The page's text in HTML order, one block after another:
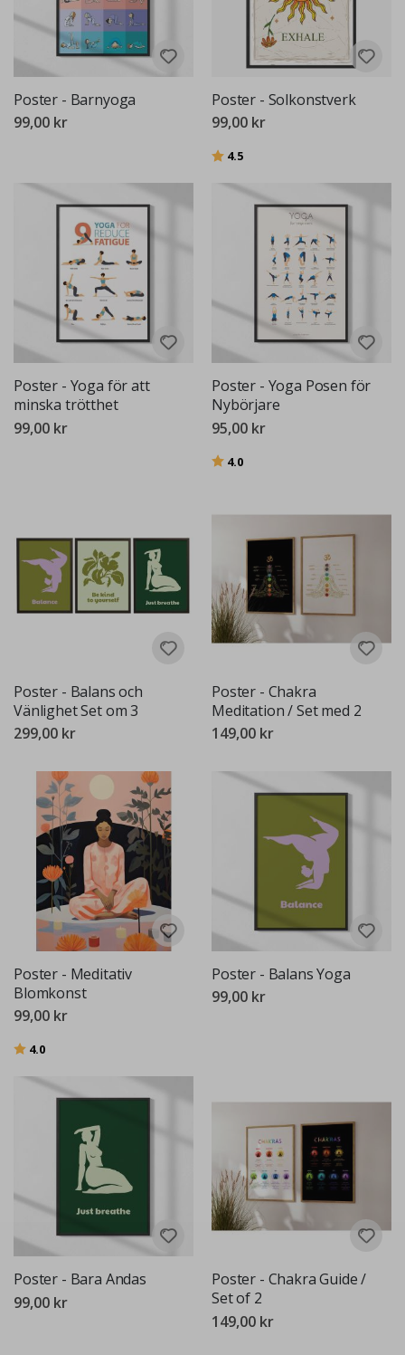
Poster - Barnyoga
99,00 kr
Poster - Solkonstverk
99,00 kr
Betyg:
4.5
Poster - Yoga för att
minska trötthet
99,00 kr
Poster - Yoga Posen för
Nybörjare
95,00 kr
Betyg:
4.0
Poster - Balans och
Vänlighet Set om 3
299,00 kr
Poster - Chakra
Meditation / Set med 2
149,00 kr
Poster - Meditativ
Blomkonst
99,00 kr
Betyg:
4.0
Poster - Balans Yoga
99,00 kr
Poster - Bara Andas
99,00 kr
Poster - Chakra Guide /
Set of 2
149,00 kr